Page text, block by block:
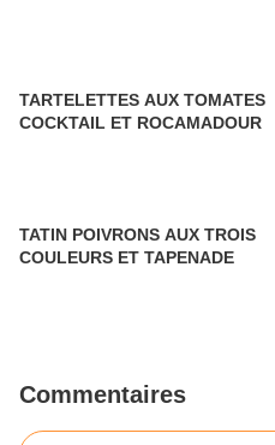
TARTELETTES AUX TOMATES
COCKTAIL ET ROCAMADOUR
TATIN POIVRONS AUX TROIS
COULEURS ET TAPENADE
Commentaires